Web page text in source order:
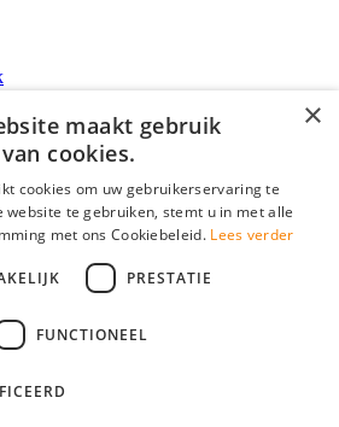
App
×
maakt gebruik
van cookies.
cookies om uw gebruikerservaring te
website te gebruiken, stemt u in met alle
met ons Cookiebeleid. Lees verder
PRESTATIE
FUNCTIONEEL